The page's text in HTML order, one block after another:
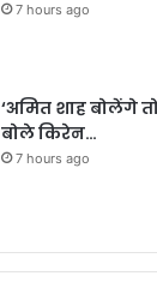
7 hours ago
‘अमित शाह बोलेंगे
बोले किरेन…
7 hours ago